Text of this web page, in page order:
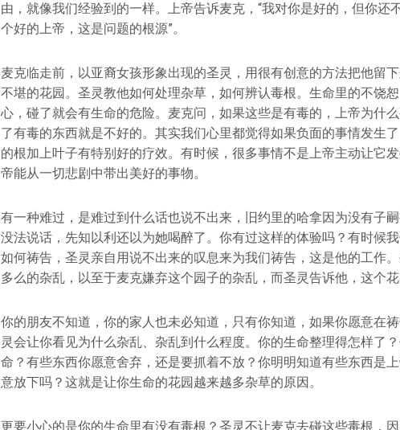
由，就像我们经验到的一样。上帝告诉麦克，“我对你是好的，但你还
个好的上帝，这是问题的根源”。
麦克临走前，以亚裔女孩形象出现的圣灵，用很有创意的方法把他留
不堪的花园。圣灵教他如何处理杂草，如何辨认毒根。生命里的不饶
心，碰了就会有生命的危险。麦克问，如果这些是有毒的，上帝为什
了有毒的东西就是不好的。其实我们心里都觉得如果负面的事情发生
的根加上叶子有特别好的疗效。有时候，很多事情不是上帝主动让它
帝能从一切悲剧中带出美好的事物。
有一种难过，是难过到什么话也说不出来，旧约里的哈拿因为没有子
没法说话，先知以利还以为她喝醉了。你有过这样的体验吗？有时候
如何祷告，圣灵亲自用说不出来的叹息来为我们祷告，这是他的工作
多么的杂乱，以至于麦克嫌弃这个园子的杂乱，而圣灵告诉他，这个花
你的朋友不知道，你的家人也未必知道，只有你知道，如果你愿意在
灵会让你看见为什么杂乱、杂乱到什么程度。你的生命整理得怎样了
命？有些东西你愿意舍弃，还是要抓着不放？你明明知道有些东西是
意放下吗？这就是让你生命的花园越来越多杂草的原因。
更要小心的是你的生命里有没有毒根？圣灵不让麦克去碰这些毒根，